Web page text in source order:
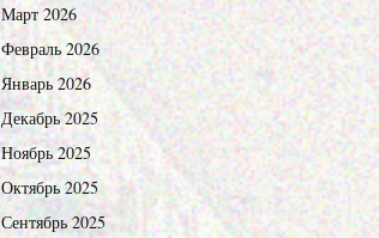
Март 2026
Февраль 2026
Январь 2026
Декабрь 2025
Ноябрь 2025
Октябрь 2025
Сентябрь 2025